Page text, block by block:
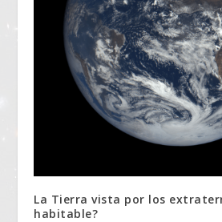
La Tierra vista por los
habitable?